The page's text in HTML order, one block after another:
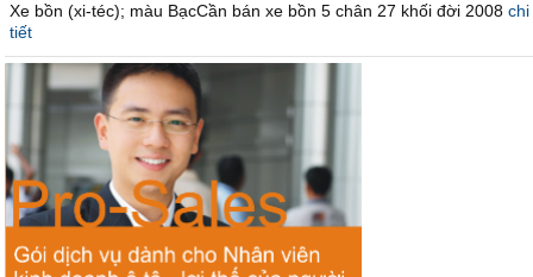
Xe bồn (xi-téc); màu BạcCần bán xe bồn 5 chân 27 khối đời 2008 chi
tiết